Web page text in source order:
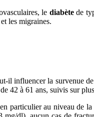
le diabètede
les migraines.
il influencer la survenue
42 à 61 ans, suivis sur
particulier au niveau de